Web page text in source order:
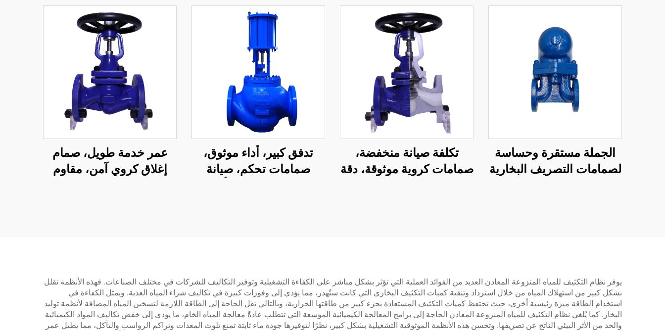
الجملة مستقرة وحساسة
لصمامات التصريف البخارية
تكلفة صيانة منخفضة،
صمامات كروية موثوقة، دقة
تدفق كبير، أداء موثوق،
صمامات تحكم، صيانة
عمر خدمة طويل، صمام
إغلاق كروي آمن، مقاوم
يوفر نظام التكثيف للمياه المنزوعة المعادن العديد من الفوائد العملية التي تؤثر بشكل مباشر على الكفاءة التشغيلية وتوفير التكاليف للشركات في مختلف الصناعات. فهذه الأنظمة تقلل
بشكل كبير من استهلاك المياه من خلال استرداد وتنقية كميات التكثيف البخاري التي كانت ستُهدر، مما يؤدي إلى وفورات كبيرة في تكاليف شراء المياه العذبة. ويمثل الكفاءة في
استخدام الطاقة ميزة رئيسية أخرى، حيث تحتفظ كميات التكثيف المستعادة بجزء كبير من طاقتها الحرارية، وبالتالي تقل الحاجة إلى الطاقة اللازمة لتسخين المياه المضافة لأنظمة توليد
البخار. كما يُلغي نظام التكثيف للمياه المنزوعة المعادن الحاجة إلى برامج المعالجة الكيميائية الموسعة التي تتطلب عادةً معالجة المياه الخام، ما يؤدي إلى خفض تكاليف المواد الكيميائية
والحد من الأثر البيئي الناتج عن تصريفها. وتحسن هذه الأنظمة الموثوقية التشغيلية بشكل كبير، نظرًا لتوفيرها جودة ماء ثابتة تمنع تلوث المعدات وتراكم الرواسب والتآكل، مما يطيل عمر